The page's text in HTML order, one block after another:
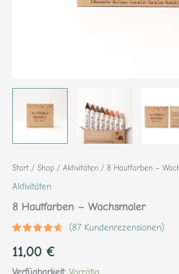
Start / Shop / Aktivitäten / 8 Hautfarben –
Aktivitäten
8 Hautfarben – Wachsmaler
mit4.38
von 5,
basierend
(87Kundenrezensionen)
11,00 €